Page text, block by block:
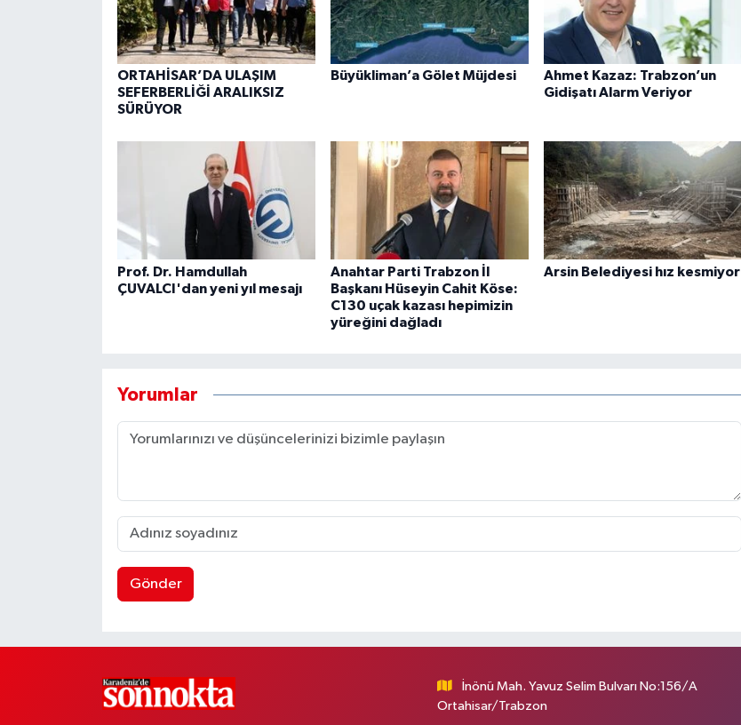
ORTAHİSAR’DA ULAŞIM
SEFERBERLİĞİ ARALIKSIZ
SÜRÜYOR
Büyükliman’a Gölet Müjdesi
Ahmet Kazaz: Trabzon’un
Gidişatı Alarm Veriyor
Prof. Dr. Hamdullah
ÇUVALCI'dan yeni yıl mesajı
Anahtar Parti Trabzon İl
Başkanı Hüseyin Cahit Köse:
C130 uçak kazası hepimizin
yüreğini dağladı
Arsin Belediyesi hız kesmiyor
Yorumlar
Gönder
İnönü Mah. Yavuz Selim Bulvarı No:156/A
Ortahisar/Trabzon